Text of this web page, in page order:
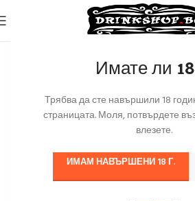
Имате ли
Трябва да сте навършили 18
страницата. Моля, потвърдете
влезете.
ИМАМ НАВЪРШЕНИ 18 Г.